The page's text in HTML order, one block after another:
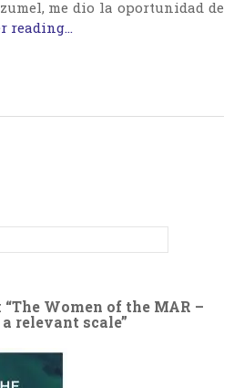
me dio la oportunidad de
reading...
Women of the MAR –
relevant scale”